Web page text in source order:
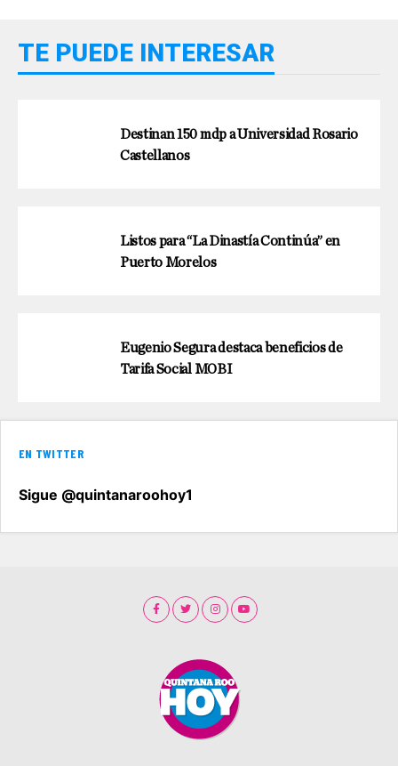
TE PUEDE INTERESAR
Destinan 150 mdp a Universidad Rosario
Castellanos
Listos para “La Dinastía Continúa” en
Puerto Morelos
Eugenio Segura destaca beneficios de
Tarifa Social MOBI
EN TWITTER
Sigue @quintanaroohoy1